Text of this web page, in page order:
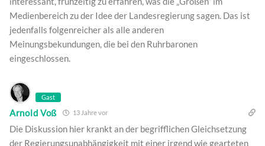
Medienbereich zu der Idee der Landesregierung sagen. Das ist
jedenfalls folgenreicher als alle anderen
Meinungsbekundungen, die bei den Ruhrbaronen
eingeschlossen.
Gast
Arnold Voß 13 Jahre vor
Die Diskussion hier krankt an der begrifflichen Gleichsetzung
der Regierungsunabhängigkeit mit einer irgend wie gearteten